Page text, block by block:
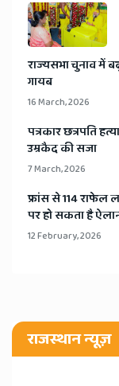
​राज्यसभा चुनाव में
गायब
16 March, 2026
​पत्रकार छत्रपति
उम्रकैद की सजा
7 March, 2026
​फ्रांस से 114 राफेल
पर हो सकता है
12 February, 2026
राजस्थान न्यूज़